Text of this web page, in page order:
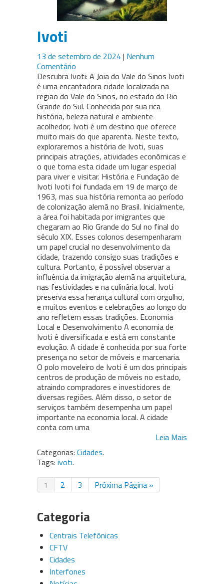
Ivoti
13 de setembro de 2024| Nenhum
Comentário
Descubra Ivoti: A Joia do Vale do Sinos Ivoti
é uma encantadora cidade localizada na
região do Vale do Sinos, no estado do Rio
Grande do Sul. Conhecida por sua rica
história, beleza natural e ambiente
acolhedor, Ivoti é um destino que oferece
muito mais do que aparenta. Neste texto,
exploraremos a história de Ivoti, suas
principais atrações, atividades econômicas e
o que torna esta cidade um lugar especial
para viver e visitar. História e Fundação de
Ivoti Ivoti foi fundada em 19 de março de
1963, mas sua história remonta ao período
de colonização alemã no Brasil. Inicialmente,
a área foi habitada por imigrantes que
chegaram ao Rio Grande do Sul no final do
século XIX. Esses colonos desempenharam
um papel crucial no desenvolvimento da
cidade, trazendo consigo suas tradições e
cultura. Portanto, é possível observar a
influência da imigração alemã na arquitetura,
nas festividades e na culinária local. Ivoti
preserva essa herança cultural com orgulho,
e muitos eventos e celebrações ao longo do
ano refletem essas tradições. Economia
Local e Desenvolvimento A economia de
Ivoti é diversificada e está em constante
evolução. A cidade é conhecida por sua forte
presença no setor de móveis e marcenaria.
O polo moveleiro de Ivoti é um dos principais
centros de produção de móveis no estado,
atraindo compradores e investidores de
diversas regiões. Além disso, o setor de
serviços também desempenha um papel
importante na economia local. A cidade
conta com uma
Leia Mais
Categorias: Cidades.
Tags: ivoti.
1
2 3 Próxima Página »
Categoria
Centrais Telefônicas
CFTV
Cidades
Interfones